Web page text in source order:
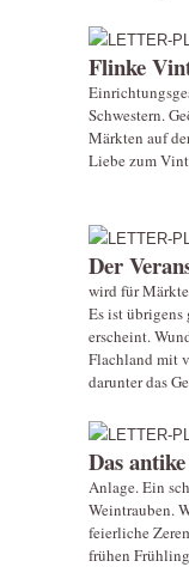
Flinke
Schwestern.
Märkten auf
Liebe zum
Der
wird für
Es ist übrigens
erscheint.
Flachland mit
darunter das
Das
Anlage. Ein
Weintrauben.
feierliche
frühen